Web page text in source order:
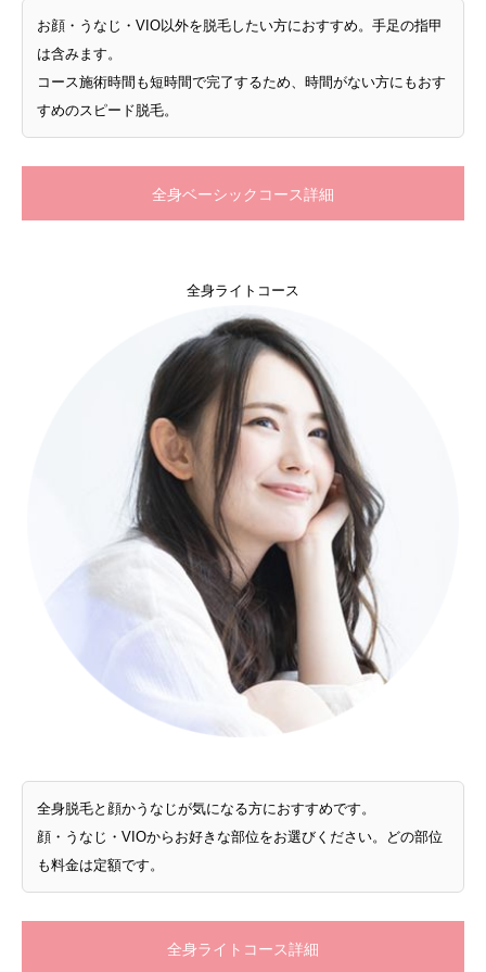
お顔・うなじ・VIO以外を脱毛したい方におすすめ。手足の指甲
は含みます。
コース施術時間も短時間で完了するため、時間がない方にもおす
すめのスピード脱毛。
全身ベーシックコース詳細
全身ライトコース
全身脱毛と顔かうなじが気になる方におすすめです。
顔・うなじ・VIOからお好きな部位をお選びください。どの部位
も料金は定額です。
全身ライトコース詳細